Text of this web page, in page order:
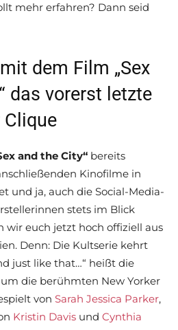
mehr erfahren? Dann seid
dem Film „Sex
das vorerst letzte
Clique
and the City“ bereits
Kinofilme in
und ja, auch die Social-Media-
stets im Blick
wir euch jetzt hoch offiziell aus
Denn: Die Kultserie kehrt
just like that…“ heißt die
die berühmten New Yorker
von Sarah Jessica Parker,
Kristin Davis und Cynthia